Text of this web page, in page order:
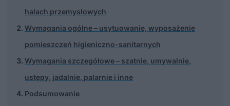
halach przemysłowych
Wymagania ogólne – usytuowanie, wyposażenie
pomieszczeń higieniczno-sanitarnych
Wymagania szczegółowe – szatnie, umywalnie,
ustępy, jadalnie, palarnie i inne
Podsumowanie